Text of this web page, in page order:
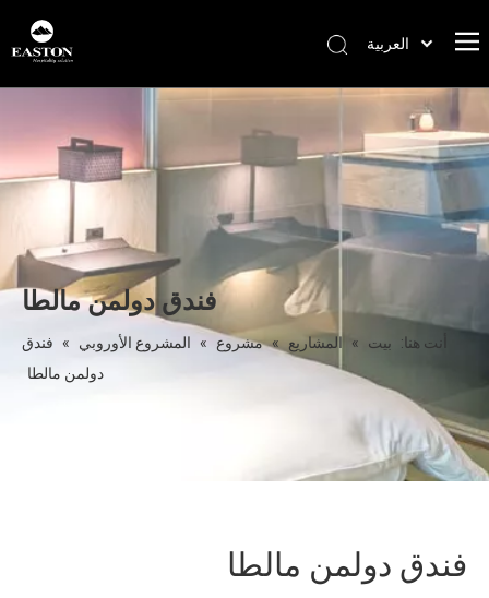
العربية
Pусский
Français
فندق دولمن مالطا
أنت هنا: بيت » المشاريع » مشروع » المشروع الأوروبي » فندق
دولمن مالطا
فندق دولمن مالطا